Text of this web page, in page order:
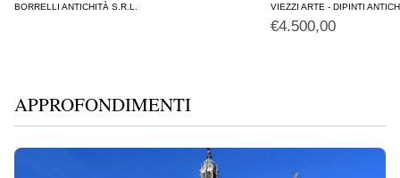
BORRELLI ANTICHITÀ S.R.L. VIEZZI ARTE - DIPINTI
€4.500,00
APPROFONDIMENTI